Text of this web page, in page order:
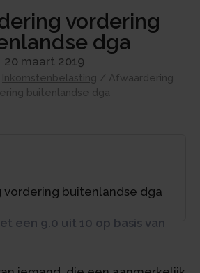
vordering
dga
20 maart 2019
Inkomstenbelasting / Afwaardering
buitenlandse dga
buitenlandse dga
een 9.0 uit 10 op basis van